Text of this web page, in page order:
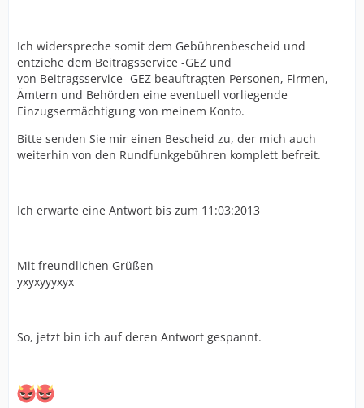
Ich widerspreche somit dem Gebührenbescheid und
entziehe dem Beitragsservice -GEZ und
von Beitragsservice- GEZ beauftragten Personen, Firmen,
Ämtern und Behörden eine eventuell vorliegende
Einzugsermächtigung von meinem Konto.
Bitte senden Sie mir einen Bescheid zu, der mich auch
weiterhin von den Rundfunkgebühren komplett befreit.
Ich erwarte eine Antwort bis zum 11:03:2013
Mit freundlichen Grüßen
yxyxyyyxyx
So, jetzt bin ich auf deren Antwort gespannt.